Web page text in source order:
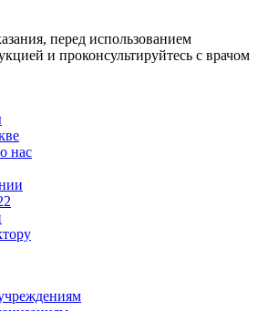
перед использованием
и проконсультируйтесь с врачом
нас